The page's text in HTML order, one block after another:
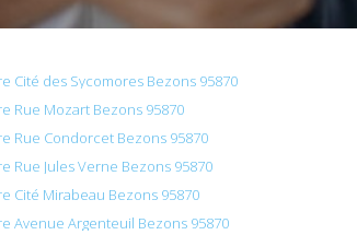
Cité des Sycomores Bezons 95870
Rue Mozart Bezons 95870
Rue Condorcet Bezons 95870
Rue Jules Verne Bezons 95870
Cité Mirabeau Bezons 95870
Avenue Argenteuil Bezons 95870